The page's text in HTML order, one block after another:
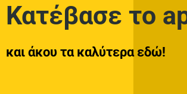
Κατέβασε το
και άκου τα καλύτερα εδώ!